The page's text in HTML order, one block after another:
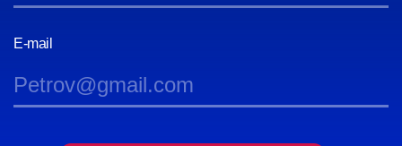
E-mail